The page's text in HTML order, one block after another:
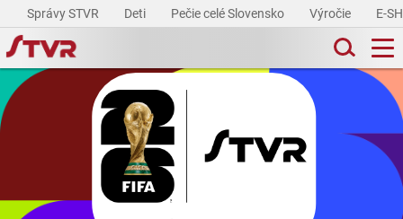
Správy STVR Deti Pečie celé Slovensko Výročie E-